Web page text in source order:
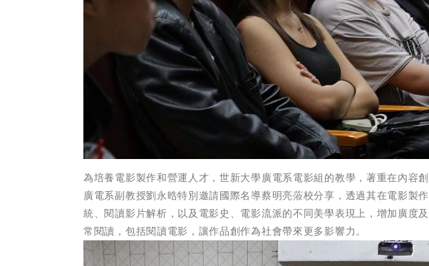
為培養電影製作和營運人才，世新大學廣電系電影組的教學，著重在內容
廣電系副教授劉永晧特別邀請國際名導蔡明亮蒞校分享，透過其在電影製
統、閱讀影片解析，以及電影史、電影流派的不同美學表現上，增加廣度
常閱讀，包括閱讀電影，讓作品創作為社會帶來更多影響力。